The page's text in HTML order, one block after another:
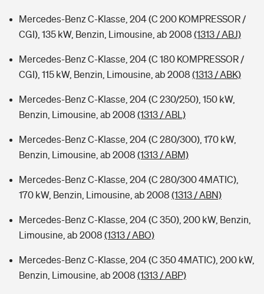
Mercedes-Benz C-Klasse, 204 (C 200 KOMPRESSOR /
CGI), 135 kW, Benzin, Limousine, ab 2008 (1313 / ABJ)
Mercedes-Benz C-Klasse, 204 (C 180 KOMPRESSOR /
CGI), 115 kW, Benzin, Limousine, ab 2008 (1313 / ABK)
Mercedes-Benz C-Klasse, 204 (C 230/250), 150 kW,
Benzin, Limousine, ab 2008 (1313 / ABL)
Mercedes-Benz C-Klasse, 204 (C 280/300), 170 kW,
Benzin, Limousine, ab 2008 (1313 / ABM)
Mercedes-Benz C-Klasse, 204 (C 280/300 4MATIC),
170 kW, Benzin, Limousine, ab 2008 (1313 / ABN)
Mercedes-Benz C-Klasse, 204 (C 350), 200 kW, Benzin,
Limousine, ab 2008 (1313 / ABO)
Mercedes-Benz C-Klasse, 204 (C 350 4MATIC), 200 kW,
Benzin, Limousine, ab 2008 (1313 / ABP)